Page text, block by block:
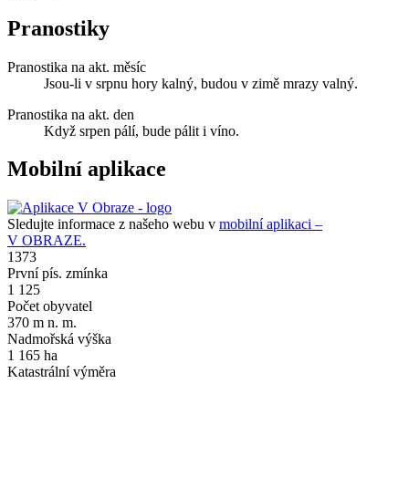
Pranostiky
Pranostika na akt. měsíc
Jsou-li v srpnu hory kalný, budou v zimě mrazy valný.
Pranostika na akt. den
Když srpen pálí, bude pálit i víno.
Mobilní aplikace
Sledujte informace z našeho webu v mobilní aplikaci –
V OBRAZE.
1373
První pís. zmínka
1 125
Počet obyvatel
370 m n. m.
Nadmořská výška
1 165 ha
Katastrální výměra